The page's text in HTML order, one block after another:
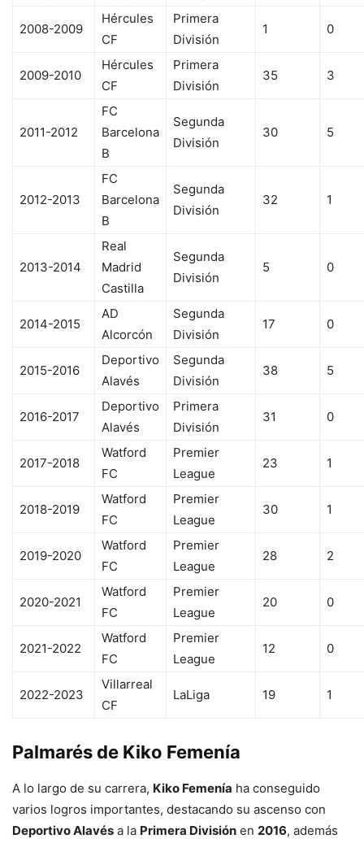
2008-2009
Hércules
CF
Primera
División
1 0
2009-2010
Hércules
CF
Primera
División
35 3
2011-2012
FC
Barcelona
B
Segunda
División
30 5
2012-2013
FC
Barcelona
B
Segunda
División
32 1
2013-2014
Real
Madrid
Castilla
Segunda
División
5 0
2014-2015
AD
Alcorcón
Segunda
División
17 0
2015-2016
Deportivo
Alavés
Segunda
División
38 5
2016-2017
Deportivo
Alavés
Primera
División
31 0
2017-2018
Watford
FC
Premier
League
23 1
2018-2019
Watford
FC
Premier
League
30 1
2019-2020
Watford
FC
Premier
League
28 2
2020-2021
Watford
FC
Premier
League
20 0
2021-2022
Watford
FC
Premier
League
12 0
2022-2023
Villarreal
CF
LaLiga 19 1
Palmarés de Kiko Femenía
A lo largo de su carrera, Kiko Femenía ha conseguido
varios logros importantes, destacando su ascenso con
Deportivo Alavés a la Primera División en 2016, además